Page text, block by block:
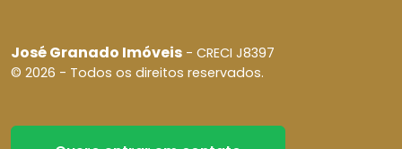
José Granado Imóveis - CRECI J8397
© 2026 - Todos os direitos reservados.